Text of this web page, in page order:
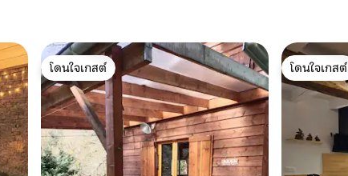
โดนใจเกสต์
โดนใจเกสต์
โดนใจเกสต์
โดนใจเกสต์